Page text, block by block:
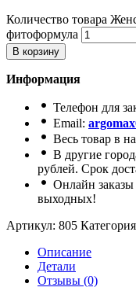
Количество товара
фитоформула
В корзину
Информация
Телефон для
Email:
Весь товар в
В другие
рублей. Срок
Онлайн заказы
выходных!
Артикул: 805
Описание
Детали
Отзывы (0)